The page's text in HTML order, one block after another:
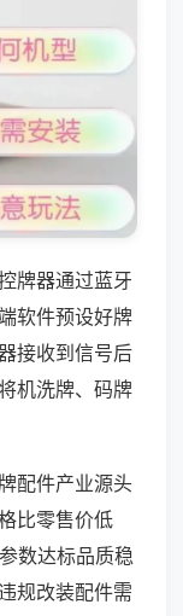
牌器通过蓝牙
软件预设好牌
接收到信号后
机洗牌、码牌
配件产业源头
比零售价低
数达标品质稳
规改装配件需